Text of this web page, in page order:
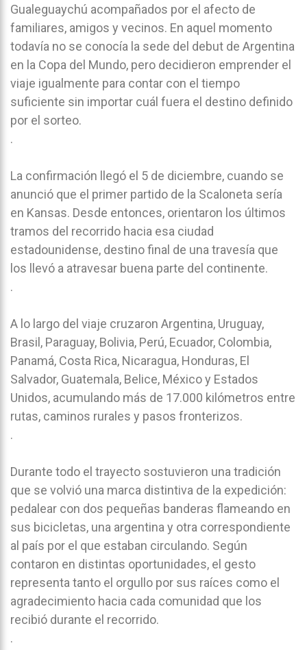
Gualeguaychú acompañados por el afecto de
familiares, amigos y vecinos. En aquel momento
todavía no se conocía la sede del debut de Argentina
en la Copa del Mundo, pero decidieron emprender el
viaje igualmente para contar con el tiempo
suficiente sin importar cuál fuera el destino definido
por el sorteo.
.
La confirmación llegó el 5 de diciembre, cuando se
anunció que el primer partido de la Scaloneta sería
en Kansas. Desde entonces, orientaron los últimos
tramos del recorrido hacia esa ciudad
estadounidense, destino final de una travesía que
los llevó a atravesar buena parte del continente.
.
A lo largo del viaje cruzaron Argentina, Uruguay,
Brasil, Paraguay, Bolivia, Perú, Ecuador, Colombia,
Panamá, Costa Rica, Nicaragua, Honduras, El
Salvador, Guatemala, Belice, México y Estados
Unidos, acumulando más de 17.000 kilómetros entre
rutas, caminos rurales y pasos fronterizos.
.
Durante todo el trayecto sostuvieron una tradición
que se volvió una marca distintiva de la expedición:
pedalear con dos pequeñas banderas flameando en
sus bicicletas, una argentina y otra correspondiente
al país por el que estaban circulando. Según
contaron en distintas oportunidades, el gesto
representa tanto el orgullo por sus raíces como el
agradecimiento hacia cada comunidad que los
recibió durante el recorrido.
.